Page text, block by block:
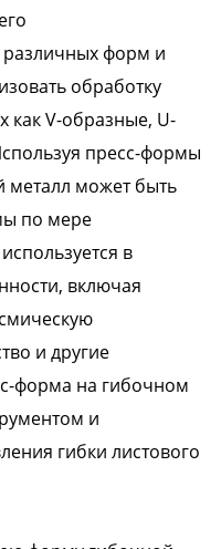
форм и
обработку
как V-образные, U-
пресс-формы
металл может быть
по мере
в
включая
и другие
форма на гибочном
и
гибки листового